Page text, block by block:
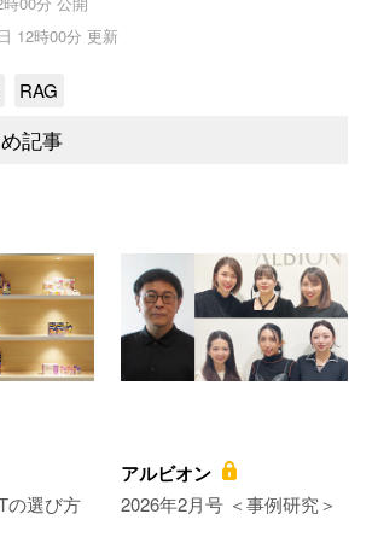
12時00分 更新
RAG
記事
の選び方
アルビオン
2026年2月号 ＜事例研究＞